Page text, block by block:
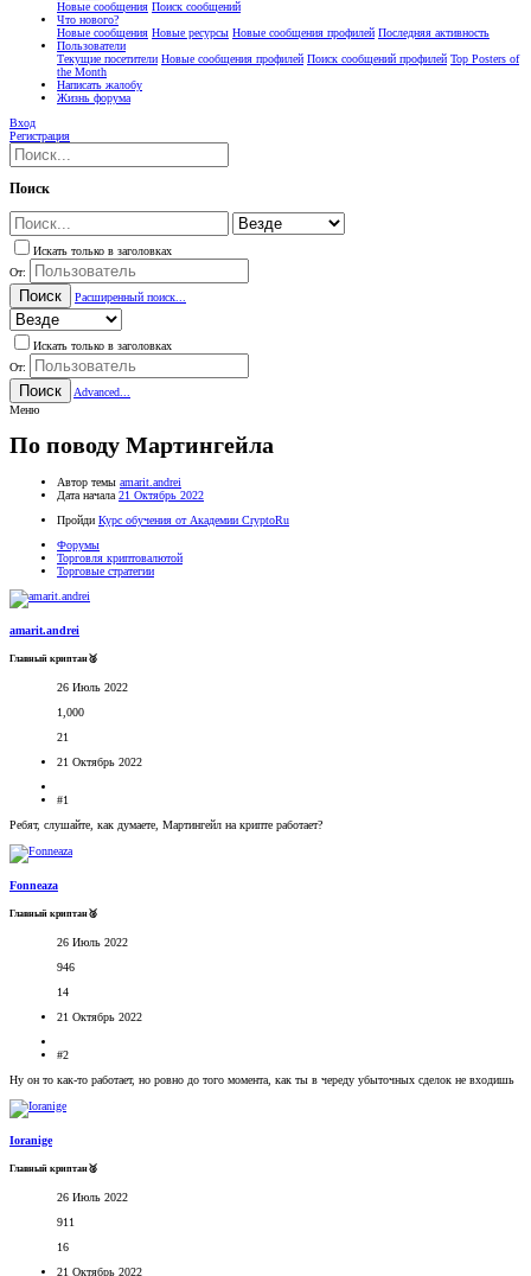
Новые сообщения Поиск сообщений
Что нового?
Новые сообщения Новые ресурсы Новые сообщения профилей Последняя активность
Пользователи
Текущие посетители Новые сообщения профилей Поиск сообщений профилей Top Posters of
the Month
Написать жалобу
Жизнь форума
Вход
Регистрация
Поиск
Искать только в заголовках
От:
Поиск Расширенный поиск...
Искать только в заголовках
От:
Поиск
Advanced...
Меню
По поводу Мартингейла
Автор темы amarit.andrei
Дата начала 21 Октябрь 2022
Пройди Курс обучения от Академии CryptoRu
Форумы
Торговля криптовалютой
Торговые стратегии
amarit.andrei
Главный криптан🥈
26 Июль 2022
1,000
21
21 Октябрь 2022
#1
Ребят, слушайте, как думаете, Мартингейл на крипте работает?
Fonneaza
Главный криптан🥈
26 Июль 2022
946
14
21 Октябрь 2022
#2
Ну он то как-то работает, но ровно до того момента, как ты в череду убыточных сделок не входишь
Ioranige
Главный криптан🥈
26 Июль 2022
911
16
21 Октябрь 2022